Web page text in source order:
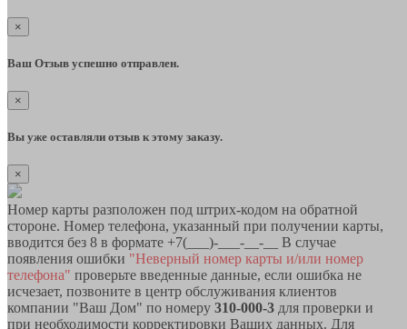
×
Ваш Отзыв успешно отправлен.
×
Вы уже оставляли отзыв к этому заказу.
×
Номер карты разположен под штрих-кодом на обратной
стороне. Номер телефона, указанный при получении карты,
вводится без 8 в формате +7(___)-___-__-__ В случае
появления ошибки "Неверный номер карты и/или номер
телефона" проверьте введенные данные, если ошибка не
исчезает, позвоните в центр обслуживания клиентов
компании "Ваш Дом" по номеру 310-000-3 для проверки и
при необходимости корректировки Ваших данных. Для